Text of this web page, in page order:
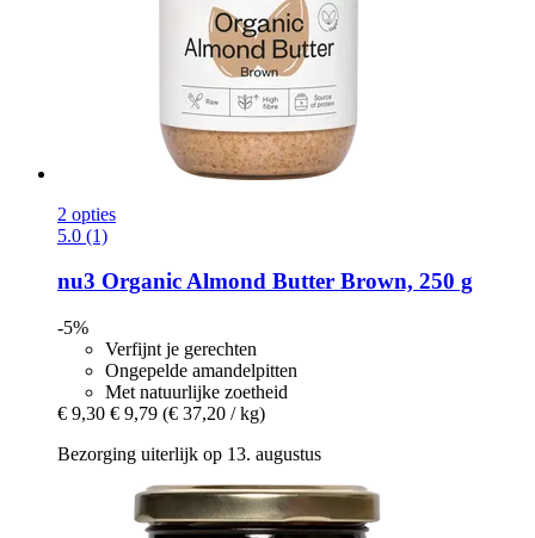
2 opties
5.0 (1)
nu3 Organic Almond Butter Brown, 250 g
-5%
Verfijnt je gerechten
Ongepelde amandelpitten
Met natuurlijke zoetheid
€ 9,30 € 9,79 (€ 37,20 / kg)
Bezorging uiterlijk op 13. augustus